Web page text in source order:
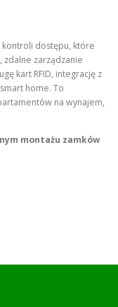
kontroli dostępu, które
, zdalne zarządzanie
kart RFID, integrację z
home. To
na wynajem,
montażu zamków
i pełną